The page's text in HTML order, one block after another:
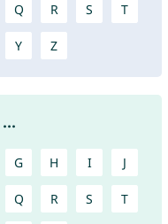
Q R S T
Y Z
G H I J
Q R S T